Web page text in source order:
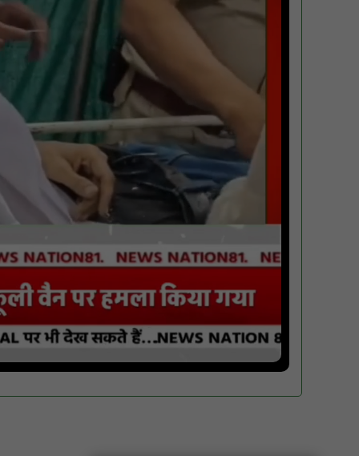
गुरु रविदास महाराज की 650वीं जयंती पर ‘कलश
वंदन यात्रा’ का भव्य स्वागत : NN81
मस्तूरी क्षेत्र में विश्व स्तनपान दिवस पर जागरूकता